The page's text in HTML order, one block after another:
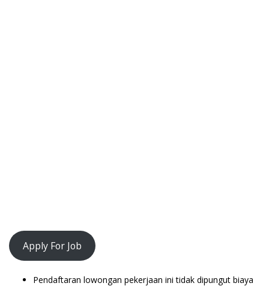
Apply For Job
Pendaftaran lowongan pekerjaan ini tidak dipungut biaya